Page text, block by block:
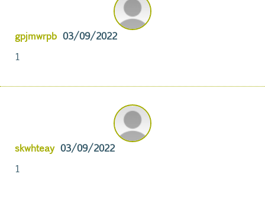
gpjmwrpb 03/09/2022
1
skwhteay 03/09/2022
1